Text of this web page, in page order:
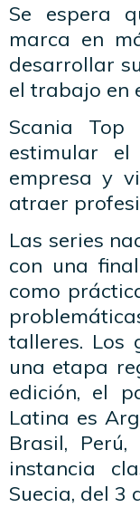
Se espera
marca en
desarrollar
el trabajo en
Scania Top
estimular
empresa y
atraer
Las series
con una
como
talleres. Los
una etapa
edición, el
Latina es
Brasil,
instancia
Suecia, del 3